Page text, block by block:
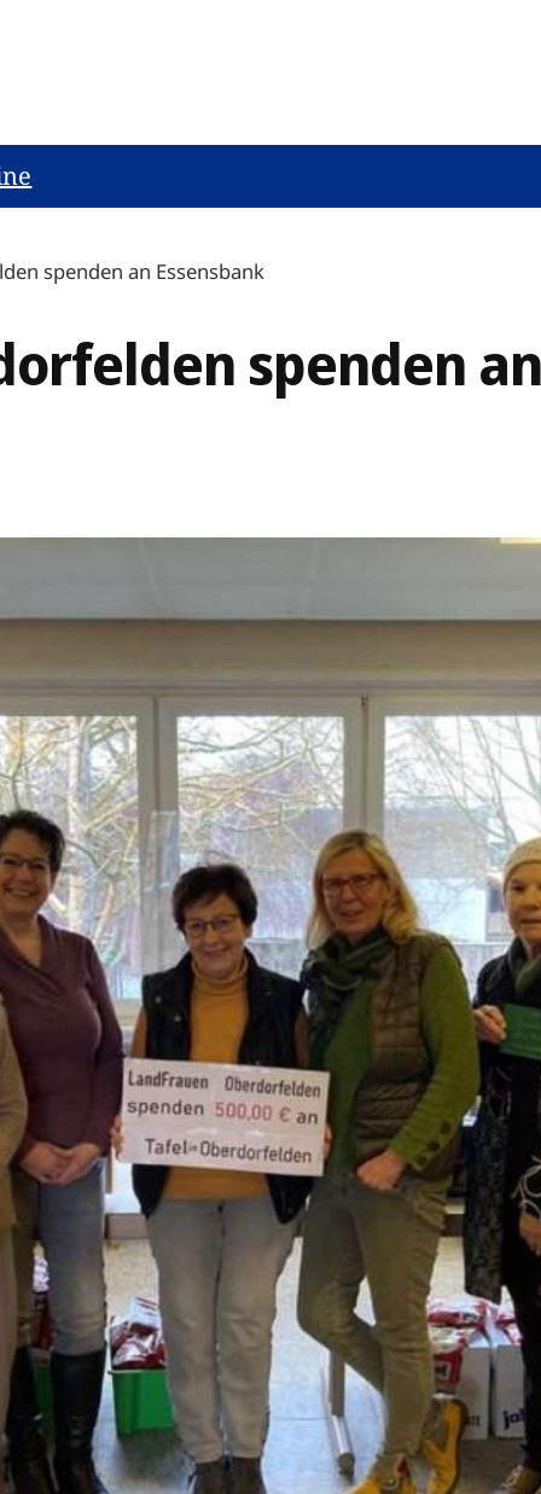
spenden an Essensbank
spenden